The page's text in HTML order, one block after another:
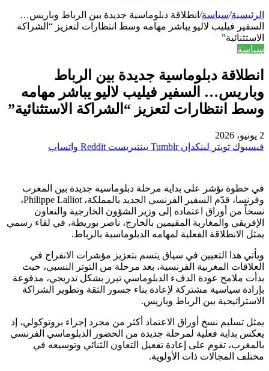
الرئيسية/سياسة/ انطلاقة دبلوماسية جديدة بين الرباط وباريس…
السفير فيليب لاليو يباشر مهامه وسط انتظارات لتعزيز “الشراكة
الاستثنائية”
سياسة
انطلاقة دبلوماسية جديدة بين الرباط
وباريس… السفير فيليب لاليو يباشر مهامه
وسط انتظارات لتعزيز “الشراكة الاستثنائية”
2 يونيو، 2026
فيسبوك تويتر لينكدإن بينتيريست واتساب
في خطوة تؤشر على بداية مرحلة دبلوماسية جديدة بين المغرب
وفرنسا، قدّم السفير الفرنسي الجديد بالمملكة، Philippe Lalliot،
نسخاً من أوراق اعتماده إلى وزير الشؤون الخارجية والتعاون
الإفريقي والمغاربة المقيمين بالخارج، ناصر بوريطة، في لقاء رسمي
يمثل الانطلاقة الفعلية لمهامه الدبلوماسية بالرباط.
ويأتي هذا التعيين في سياق يتسم بتعزيز مؤشرات الانفراج في
العلاقات المغربية الفرنسية، بعد مرحلة من التوتر النسبي، حيث
بدأت ملامح عودة الدفء الدبلوماسي تبرز بشكل تدريجي، مدفوعة
بإرادة سياسية مشتركة لإعادة بناء جسور الثقة وتطوير الشراكة
الاستراتيجية بين الرباط وباريس.
يمثل تسليم نسخ أوراق الاعتماد أكثر من مجرد إجراء بروتوكولي، إذ
يعكس بداية فعلية لمرحلة جديدة من الحضور الدبلوماسي الفرنسي
بالمغرب، تقوم على إعادة تفعيل التعاون الثنائي وتوسيعه في
مختلف المجالات ذات الأولوية.